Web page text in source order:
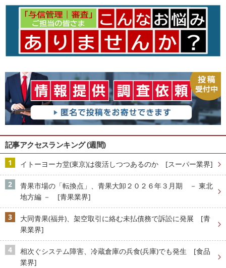
記事アクセスランキング (週間)
イトーヨーカ堂(東京)は復活しつつあるのか [スーパー業界]
青果市場の「転換点」、青果大卸２０２６年３月期 － 東北
地方編 － [青果業界]
大同青果(福井)、架空取引に絡む未払債務で訴訟に発展 [青
果業界]
相次ぐシステム障害、冷蔵倉庫の兵食(兵庫)でも発生 [食品
業界]